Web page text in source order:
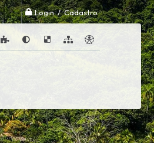
Login / Cadastro